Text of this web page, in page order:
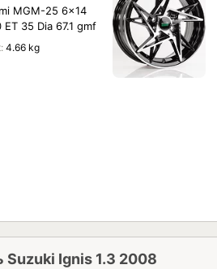
MGM-25 6x14
ET 35 Dia 67.1 gmf
4.66 kg
Ignis 1.3 2008